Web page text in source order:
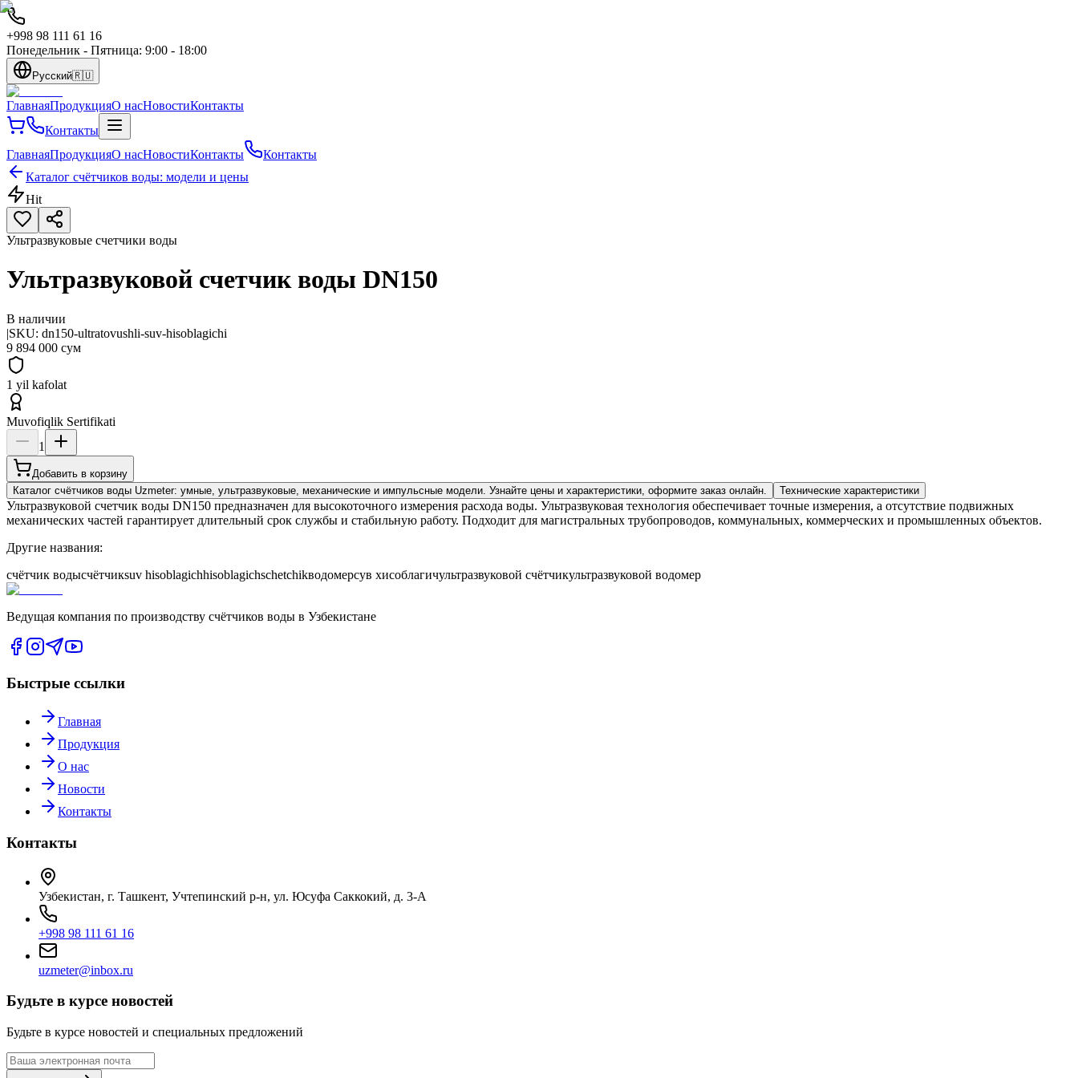
+998 98 111 61 16
Понедельник - Пятница: 9:00 - 18:00
Русский🇷🇺
ГлавнаяПродукцияО насНовостиКонтакты
Контакты
ГлавнаяПродукцияО насНовостиКонтакты
Контакты
Каталог счётчиков воды: модели и цены
Hit
Ультразвуковые счетчики воды
Ультразвуковой счетчик воды DN150
В наличии
|SKU: dn150-ultratovushli-suv-hisoblagichi
9 894 000 сум
1 yil kafolat
Muvofiqlik Sertifikati
1
Добавить в корзину
Каталог счётчиков воды Uzmeter: умные, ультразвуковые, механические и импульсные модели. Узнайте цены и характеристики, оформите заказ онлайн.
Технические характеристики
Ультразвуковой счетчик воды DN150 предназначен для высокоточного измерения расхода воды. Ультразвуковая технология обеспечивает точные измерения, а отсутствие подвижных
механических частей гарантирует длительный срок службы и стабильную работу. Подходит для магистральных трубопроводов, коммунальных, коммерческих и промышленных объектов.
Другие названия:
счётчик водысчётчикsuv hisoblagichhisoblagichschetchikводомерсув хисоблагичультразвуковой счётчикультразвуковой водомер
Ведущая компания по производству счётчиков воды в Узбекистане
Быстрые ссылки
Главная
Продукция
О нас
Новости
Контакты
Контакты
Узбекистан, г. Ташкент, Учтепинский р-н, ул. Юсуфа Саккокий, д. 3-А
+998 98 111 61 16
uzmeter@inbox.ru
Будьте в курсе новостей
Будьте в курсе новостей и специальных предложений